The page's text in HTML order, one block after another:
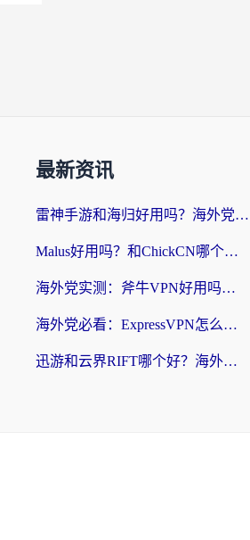
最新资讯
雷神手游和海归好用吗？海外党亲测3款热门回国加速器+番茄加速器深度体验
Malus好用吗？和ChickCN哪个好？海外党亲测：选对回国加速器，追剧游戏不卡顿
海外党实测：斧牛VPN好用吗？和快喵VPN对比哪个回国效果更好？附3款热门加速器深度分析
海外党必看：ExpressVPN怎么样？3步选对回国加速器，无缝刷国内剧玩手游
迅游和云界RIFT哪个好？海外党亲测3款回国加速器，教你无缝刷国内剧玩游戏